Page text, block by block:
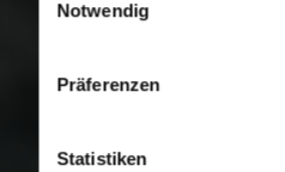
Nutzung der Dienste
Notwendig
Präferenzen
Statistiken